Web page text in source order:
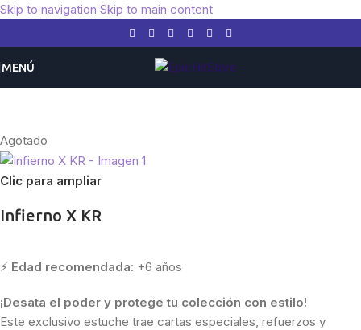
Skip to navigation Skip to main content
MENÚ
Agotado
Clic para ampliar
Infierno X KR
⚡ Edad recomendada: +6 años
¡Desata el poder y protege tu colección con estilo!
Este exclusivo estuche trae cartas especiales, refuerzos y